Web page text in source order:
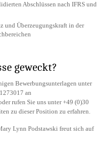
Abschlüssen nach IFRS und
und Überzeugungskraft in der
geweckt?
Bewerbungsunterlagen unter
an
rufen Sie uns unter +49 (0)30
zu dieser Position zu erfahren.
Lynn Podstawski freut sich auf